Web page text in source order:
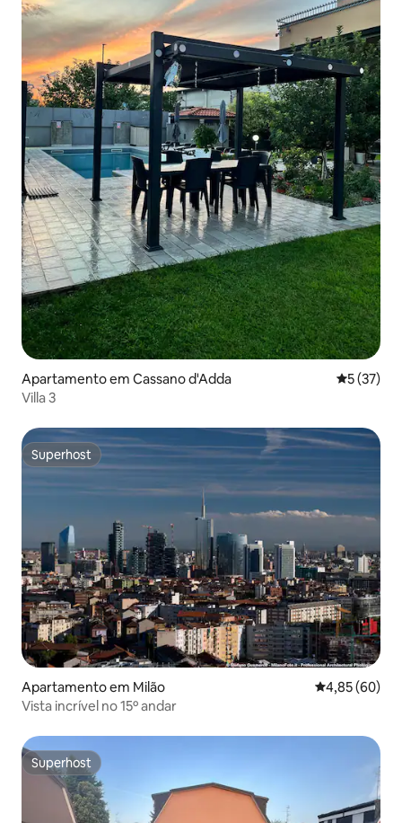
Apartamento em Cassano d'Adda
5 (37)
Villa 3
Superhost
Superhost
Apartamento em Milão Classificação
4,85 (60)
Vista incrível no 15º andar
Superhost
Superhost